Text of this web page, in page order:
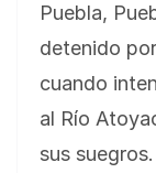
Puebla,
detenido
cuando
al Río
sus suegros.